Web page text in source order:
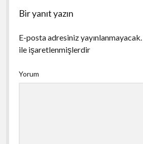
Bir yanıt yazın
E-posta adresiniz yayınlanmayacak.
ile işaretlenmişlerdir
Yorum